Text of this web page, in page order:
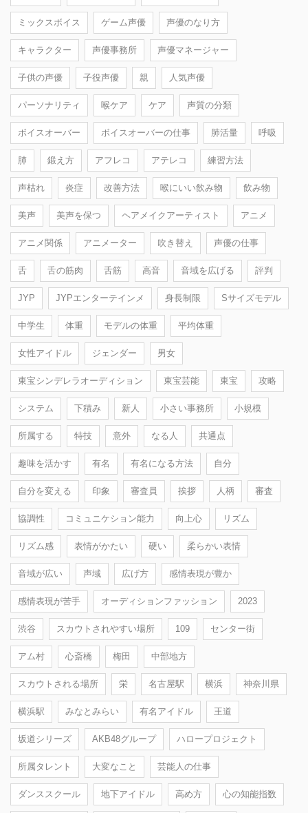
ミックスボイス ゲーム声優 声優のなり方
キャラクター 声優事務所 声優マネージャー
子供の声優 子役声優 親 人気声優
パーソナリティ 喉ケア ケア 声質の分類
ボイスオーバー ボイスオーバーの仕事 肺活量 呼吸
肺 鍛え方 アフレコ アテレコ 練習方法
声枯れ 炎症 改善方法 喉にいい飲み物 飲み物
美声 美声を保つ ヘアメイクアーティスト アニメ
アニメ関係 アニメーター 吹き替え 声優の仕事
舌 舌の筋肉 舌筋 高音 音域を広げる 評判
JYP JYPエンターテインメ 身長制限 Sサイズモデル
中学生 体重 モデルの体重 平均体重
女性アイドル ジェンダー 男女
東宝シンデレラオーディション 東宝芸能 東宝 攻略
システム 下積み 新人 小さい事務所 小規模
所属する 特技 意外 なる人 共通点
趣味を活かす 有名 有名になる方法 自分
自分を変える 印象 審査員 挨拶 人柄 審査
協調性 コミュニケション能力 向上心 リズム
リズム感 表情がかたい 硬い 柔らかい表情
音域が広い 声域 広げ方 感情表現が豊か
感情表現が苦手 オーディションファッション 2023
渋谷 スカウトされやすい場所 109 センター街
アム村 心斎橋 梅田 中部地方
スカウトされる場所 栄 名古屋駅 横浜 神奈川県
横浜駅 みなとみらい 有名アイドル 王道
坂道シリーズ AKB48グループ ハロープロジェクト
所属タレント 大変なこと 芸能人の仕事
ダンススクール 地下アイドル 高め方 心の知能指数